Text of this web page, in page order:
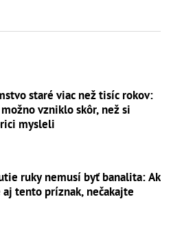
staré viac než tisíc rokov:
vzniklo skôr, než si
mysleli
ruky nemusí byť banalita: Ak
aj tento príznak, nečakajte